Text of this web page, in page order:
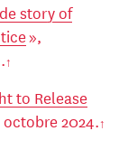
story of
»,
to Release
octobre 2024.